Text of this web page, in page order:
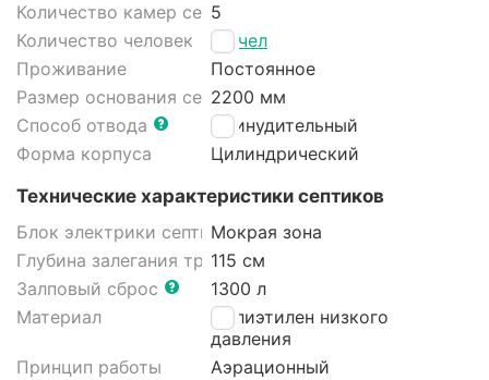
Количество камер септика
5
Количество человек
30 чел
Проживание
Постоянное
Размер основания септика
2200 мм
Способ отвода
Принудительный
Форма корпуса
Цилиндрический
Технические характеристики септиков
Блок электрики септикаМокрая зона
Глубина залегания трубы115 см
Залповый сброс
1300 л
Материал
Полиэтилен низкого
давления
Принцип работы
Аэрационный